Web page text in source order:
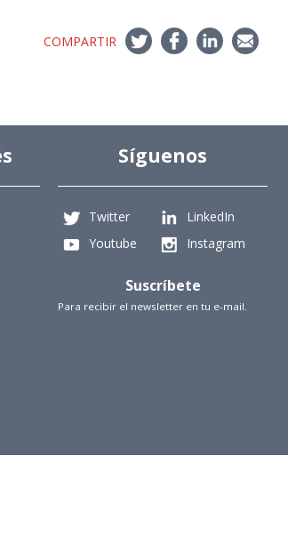
COMPARTIR
Síguenos
Twitter
LinkedIn
Youtube
Instagram
Suscríbete
Para recibir el newsletter en tu e-mail.